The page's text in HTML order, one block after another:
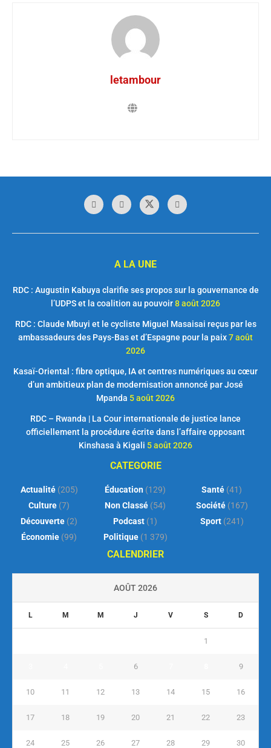
letambour
A LA UNE
RDC : Augustin Kabuya clarifie ses propos sur la gouvernance de
l’UDPS et la coalition au pouvoir8 août 2026
RDC : Claude Mbuyi et le cycliste Miguel Masaisai reçus par les
ambassadeurs des Pays-Bas et d’Espagne pour la paix7 août
2026
Kasaï-Oriental : fibre optique, IA et centres numériques au cœur
d’un ambitieux plan de modernisation annoncé par José
Mpanda 5 août 2026
RDC – Rwanda | La Cour internationale de justice lance
officiellement la procédure écrite dans l’affaire opposant
Kinshasa à Kigali 5 août 2026
CATEGORIE
Actualité(205)
Culture (7)
Découverte (2)
Économie (99)
Éducation (129)
Non Classé (54)
Podcast (1)
Politique(1 379)
Santé (41)
Société(167)
Sport(241)
CALENDRIER
AOÛT 2026
L M M J V S D
1
6 9
10 11 12 13 14 15 16
17 18 19 20 21 22 23
24 25 26 27 28 29 30